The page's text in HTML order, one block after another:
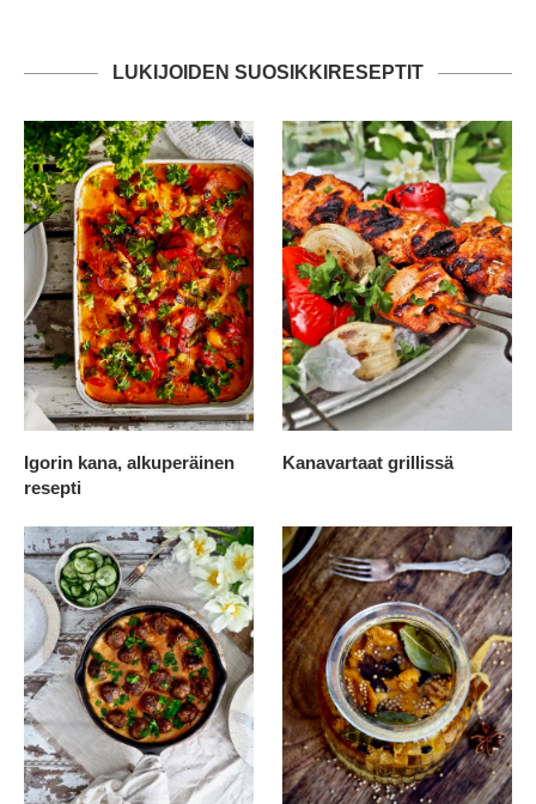
LUKIJOIDEN SUOSIKKIRESEPTIT
Igorin kana, alkuperäinen
resepti
Kanavartaat grillissä